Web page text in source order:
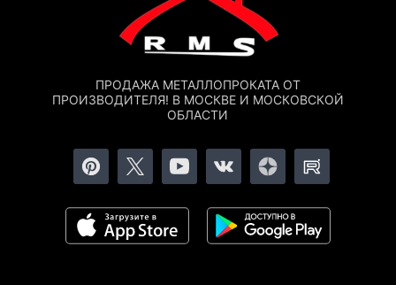
ПРОДАЖА МЕТАЛЛОПРОКАТА ОТ
ПРОИЗВОДИТЕЛЯ! В МОСКВЕ И МОСКОВСКОЙ
ОБЛАСТИ